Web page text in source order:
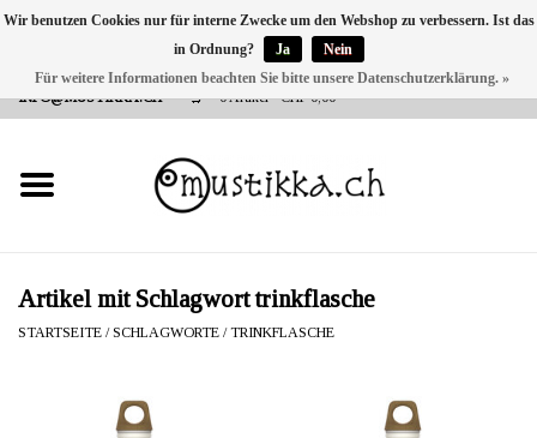
VERSANDKOSTEN 0 CHF INNERHALB CH | INT. VERSAND ÜBER
INFO@MUSTIKKA.CH
0 Artikel - CHF 0,00
NEU BEI UNS
SHOP - A PIECE OF
FINLAND FOR YOU
Artikel mit Schlagwort trinkflasche
STARTSEITE /SCHLAGWORTE /TRINKFLASCHE
Wir benutzen Cookies nur für interne Zwecke um den Webshop zu verbessern. Ist das
in Ordnung?
Ja
Nein
Für weitere Informationen beachten Sie bitte unsere Datenschutzerklärung. »